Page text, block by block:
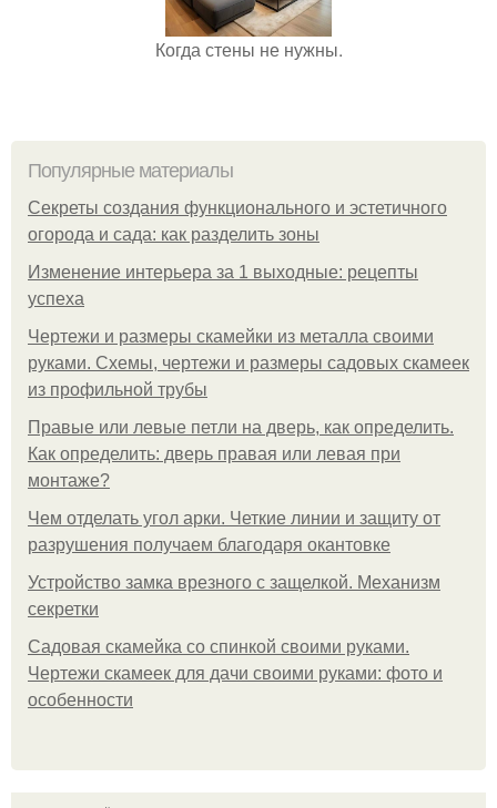
Когда стены не нужны.
Популярные материалы
Секреты создания функционального и эстетичного
огорода и сада: как разделить зоны
Изменение интерьера за 1 выходные: рецепты
успеха
Чертежи и размеры скамейки из металла своими
руками. Схемы, чертежи и размеры садовых скамеек
из профильной трубы
Правые или левые петли на дверь, как определить.
Как определить: дверь правая или левая при
монтаже?
Чем отделать угол арки. Четкие линии и защиту от
разрушения получаем благодаря окантовке
Устройство замка врезного с защелкой. Механизм
секретки
Садовая скамейка со спинкой своими руками.
Чертежи скамеек для дачи своими руками: фото и
особенности